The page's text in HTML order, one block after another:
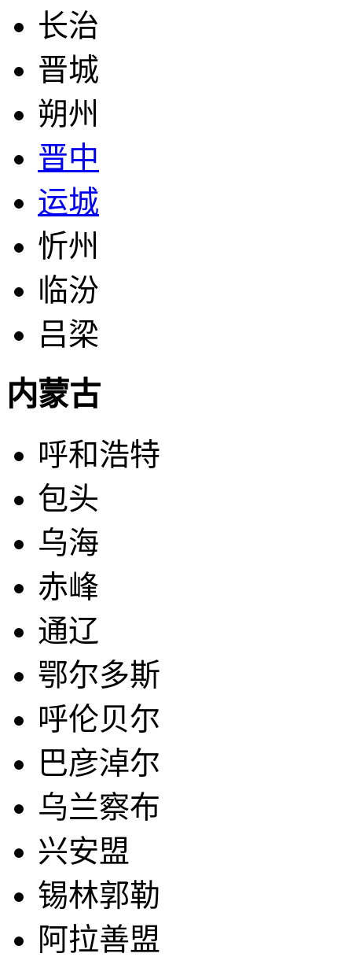
长治
晋城
朔州
晋中
运城
忻州
临汾
吕梁
内蒙古
呼和浩特
包头
乌海
赤峰
通辽
鄂尔多斯
呼伦贝尔
巴彦淖尔
乌兰察布
兴安盟
锡林郭勒
阿拉善盟